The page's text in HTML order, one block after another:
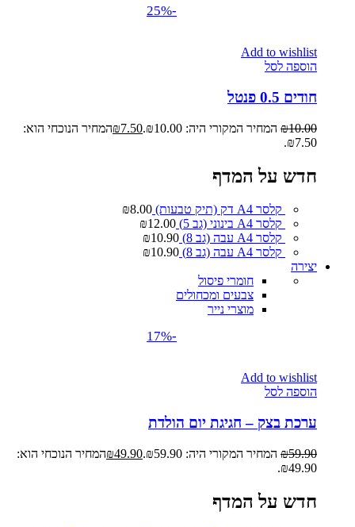
-25%
Add to wishlist
הוספה לסל
חודים 0.5 פנטל
₪10.00 המחיר המקורי היה: ₪10.00. ₪7.50
המחיר הנוכחי הוא:
₪7.50.
חדש על המדף
קלסר A4 דק (תיק טבעות) ₪8.00
קלסר A4 בינוני (גב 5)
₪12.00
קלסר A4 עבה (גב 8)
₪10.90
קלסר A4 עבה (גב 8)
₪10.90
יצירה
חומרי פיסול
צבעים ומכחולים
מוצרי נייר
-17%
Add to wishlist
הוספה לסל
ערכת בצק – חגיגת יום הולדת
₪59.90 המחיר המקורי היה: ₪59.90. ₪49.90
המחיר הנוכחי הוא:
₪49.90.
חדש על המדף